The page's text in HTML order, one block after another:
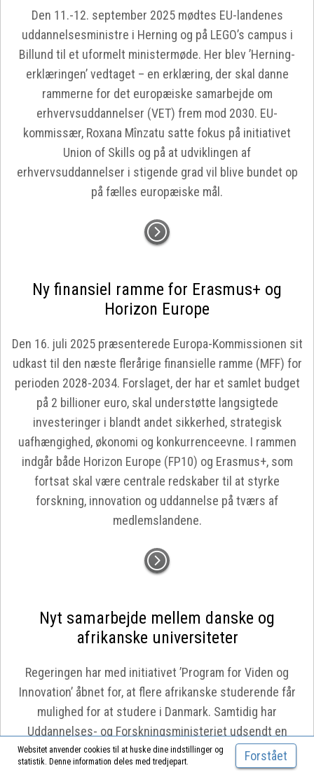
Den 11.-12. september 2025 mødtes EU-landenes
uddannelsesministre i Herning og på LEGO’s campus i
Billund til et uformelt ministermøde. Her blev ’Herning-
erklæringen’ vedtaget – en erklæring, der skal danne
rammerne for det europæiske samarbejde om
erhvervsuddannelser (VET) frem mod 2030. EU-
kommissær, Roxana Mînzatu satte fokus på initiativet
Union of Skills og på at udviklingen af
erhvervsuddannelser i stigende grad vil blive bundet op
på fælles europæiske mål.
Ny finansiel ramme for Erasmus+ og
Horizon Europe
Den 16. juli 2025 præsenterede Europa-Kommissionen sit
udkast til den næste flerårige finansielle ramme (MFF) for
perioden 2028-2034. Forslaget, der har et samlet budget
på 2 billioner euro, skal understøtte langsigtede
investeringer i blandt andet sikkerhed, strategisk
uafhængighed, økonomi og konkurrenceevne. I rammen
indgår både Horizon Europe (FP10) og Erasmus+, som
fortsat skal være centrale redskaber til at styrke
forskning, innovation og uddannelse på tværs af
medlemslandene.
Nyt samarbejde mellem danske og
afrikanske universiteter
Regeringen har med initiativet ’Program for Viden og
Innovation’ åbnet for, at flere afrikanske studerende får
mulighed for at studere i Danmark. Samtidig har
Uddannelses- og Forskningsministeriet udsendt en
forskningsattaché til USA med opgaven at varetage
danske forskningsinteresser og skabe nye
Websitet anvender cookies til at huske dine indstillinger og
statistik. Denne information deles med tredjepart.
Forstået